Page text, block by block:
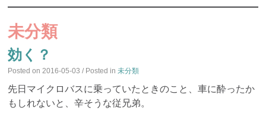
TO
CONTENT
未分類
効く？
Posted on2016-05-03 / Posted in未分類
先日マイクロバスに乗っていたときのこと、車に酔ったか
もしれないと、辛そうな従兄弟。